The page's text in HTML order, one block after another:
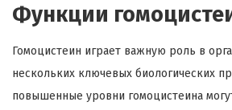
Функции
Гомоцистеин играет важную роль в
нескольких ключевых биологических
повышенные уровни гомоцистеина